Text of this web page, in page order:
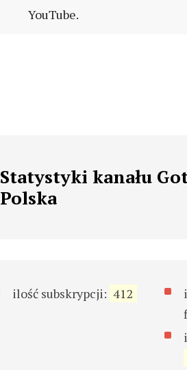
YouTube.
Statystyki kanału
Polska
ilość subskrypcji: 412